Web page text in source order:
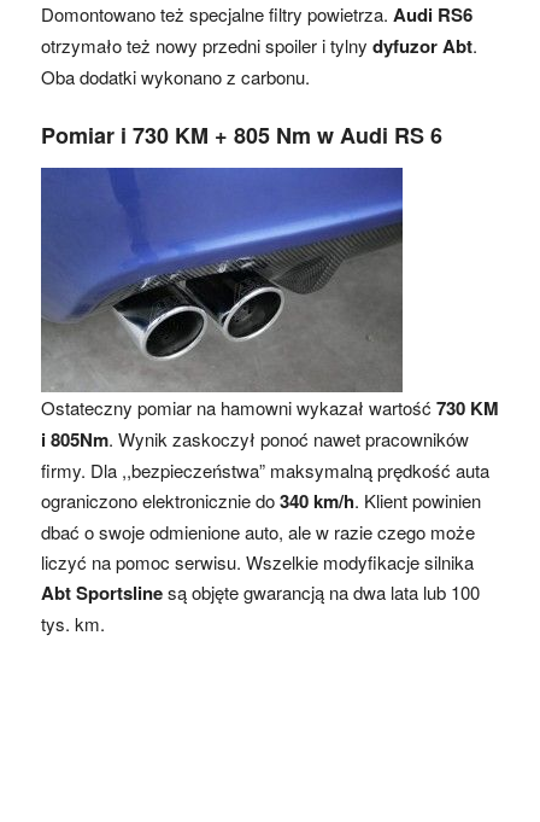
Domontowano też specjalne filtry powietrza. Audi RS6
otrzymało też nowy przedni spoiler i tylny dyfuzor Abt.
Oba dodatki wykonano z carbonu.
Pomiar i 730 KM + 805 Nm w Audi RS 6
Ostateczny pomiar na hamowni wykazał wartość 730 KM
i 805Nm. Wynik zaskoczył ponoć nawet pracowników
firmy. Dla ,,bezpieczeństwa” maksymalną prędkość auta
ograniczono elektronicznie do340 km/h. Klient powinien
dbać o swoje odmienione auto, ale w razie czego może
liczyć na pomoc serwisu. Wszelkie modyfikacje silnika
Abt Sportslinesą objęte gwarancją na dwa lata lub 100
tys. km.